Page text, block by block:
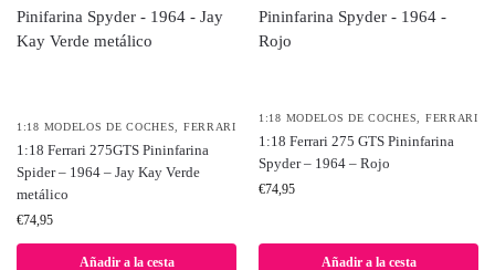
1:18 MODELOS DE COCHES FERRARI
1:18 Ferrari 275GTS Pininfarina
Spider – 1964 – Jay Kay Verde
metálico
€74,95
Añadir a la cesta
1:18 MODELOS DE COCHES FERRARI
1:18 Ferrari 275 GTS Pininfarina
Spyder – 1964 – Rojo
€74,95
Añadir a la cesta